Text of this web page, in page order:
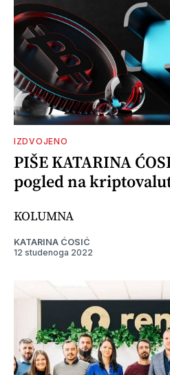
IZDVOJENO
PIŠE KATARINA
pogled na
KOLUMNA
KATARINA ĆOSIĆ
12 studenoga 2022